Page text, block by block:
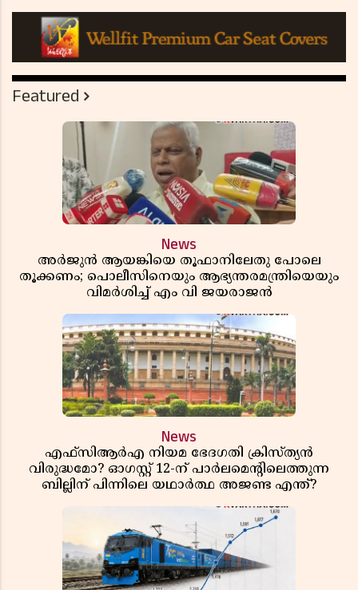
Featured
News
അർജുൻ ആയങ്കിയെ തൂഫാനിലേതു പോലെ
തൂക്കണം; പൊലീസിനെയും ആഭ്യന്തരമന്ത്രിയെയും
വിമർശിച്ച് എം വി ജയരാജൻ
News
എഫ്സിആർഎ നിയമ ഭേദഗതി ക്രിസ്ത്യൻ
വിരുദ്ധമോ? ഓഗസ്റ്റ് 12-ന് പാർലമെന്റിലെത്തുന്ന
ബില്ലിന് പിന്നിലെ യഥാർത്ഥ അജണ്ട എന്ത്?